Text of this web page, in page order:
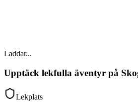
Laddar...
Upptäck lekfulla äventyr på
Lekplats